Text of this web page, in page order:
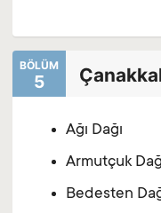
BÖLÜM
5
Ağı Dağı
Armutçuk
Bedesten